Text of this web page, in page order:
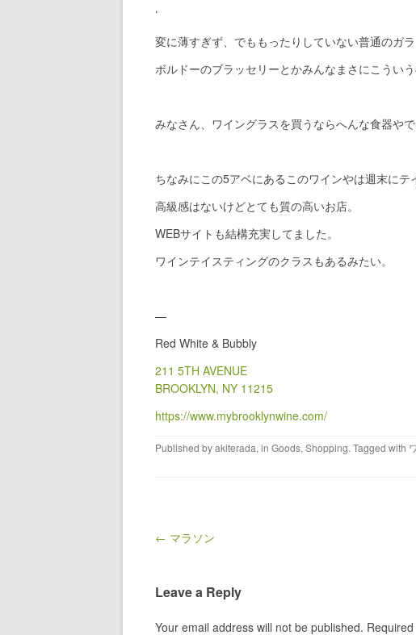
‘
変に薄すぎず、でももったりしていない普通のガラ
ボルドーのブラッセリーとかみんなまさにこういう
みなさん、ワイングラスを買うならへんな食器や
ちなみにこの5アベにあるこのワインやは週末にテ
高級感はないけどとても質の高いお店。
WEBサイトも結構充実してました。
ワインテイスティングのクラスもあるみたい。
—
Red White & Bubbly
211 5TH AVENUE
BROOKLYN, NY 11215
https://www.mybrooklynwine.com/
Published byakiterada, in Goods, Shopping. Tagged with
Post navigation
← マラソン
Leave a Reply
Your email address will not be published.